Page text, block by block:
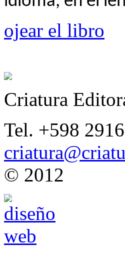
ojear el libro
Criatura
Tel. +598
© 2012